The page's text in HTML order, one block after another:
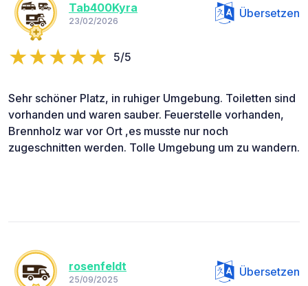
Tab400Kyra
23/02/2026
Übersetzen
5/5
Sehr schöner Platz, in ruhiger Umgebung. Toiletten sind
vorhanden und waren sauber. Feuerstelle vorhanden,
Brennholz war vor Ort ,es musste nur noch
zugeschnitten werden. Tolle Umgebung um zu wandern.
rosenfeldt
25/09/2025
Übersetzen